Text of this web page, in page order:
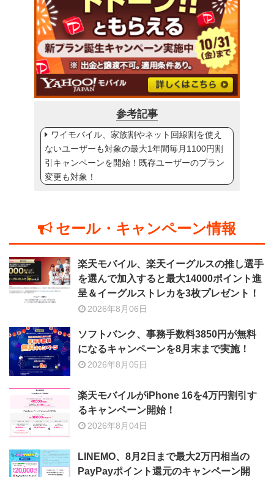
参考記事
ワイモバイル、家族割やネット回線割を使え
ないユーザーも対象の最大1年間毎月1100円割
引キャンペーンを開始！既存ユーザーのプラン
変更も対象！
セール・キャンペーン情報
楽天モバイル、楽天イーグルスの推し選手
を選んで加入すると最大14000ポイント進
呈＆イーグルストレカを3枚プレゼント！
2026年8月06日
ソフトバンク、事務手数料3850円が無料
になるキャンペーンを8月末まで実施！
2026年8月05日
楽天モバイルがiPhone 16を4万円割引す
るキャンペーン開始！
2026年8月04日
LINEMO、8月2日まで最大2万円相当の
PayPayポイント還元のキャンペーン開